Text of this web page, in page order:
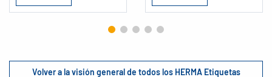
Volver a la visión general de todos los HERMA Etiquetas